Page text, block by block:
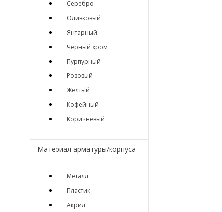
Серебро
Оливковый
Янтарный
Чёрный хром
Пурпурный
Розовый
Жёлтый
Кофейный
Коричневый
Материал арматуры/корпуса
Металл
Пластик
Акрил